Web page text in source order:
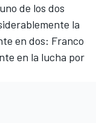
de los dos
la
en dos: Franco
en la lucha por